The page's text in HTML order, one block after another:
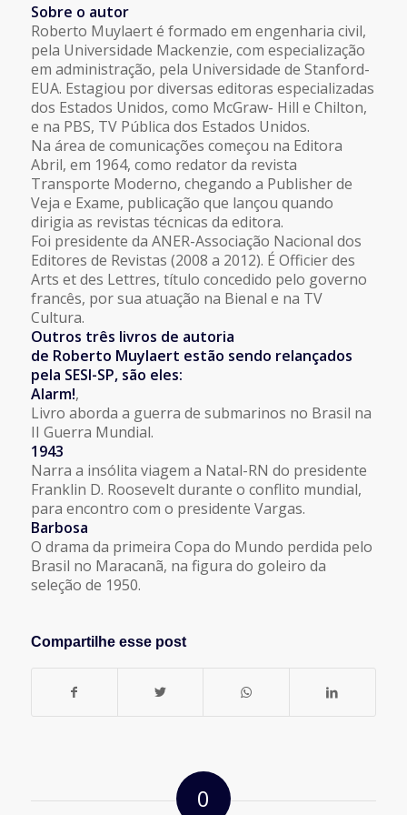
Sobre o autor
Roberto Muylaert é formado em engenharia civil,
pela Universidade Mackenzie, com especialização
em administração, pela Universidade de Stanford-
EUA. Estagiou por diversas editoras especializadas
dos Estados Unidos, como McGraw- Hill e Chilton,
e na PBS, TV Pública dos Estados Unidos.
Na área de comunicações começou na Editora
Abril, em 1964, como redator da revista
Transporte Moderno, chegando a Publisher de
Veja e Exame, publicação que lançou quando
dirigia as revistas técnicas da editora.
Foi presidente da ANER-Associação Nacional dos
Editores de Revistas (2008 a 2012). É Officier des
Arts et des Lettres, título concedido pelo governo
francês, por sua atuação na Bienal e na TV
Cultura.
Outros três livros de autoria
de Roberto Muylaert estão sendo relançados
pela SESI-SP, são eles:
Alarm!,
Livro aborda a guerra de submarinos no Brasil na
II Guerra Mundial.
1943
Narra a insólita viagem a Natal-RN do presidente
Franklin D. Roosevelt durante o conflito mundial,
para encontro com o presidente Vargas.
Barbosa
O drama da primeira Copa do Mundo perdida pelo
Brasil no Maracanã, na figura do goleiro da
seleção de 1950.
Compartilhe esse post
0